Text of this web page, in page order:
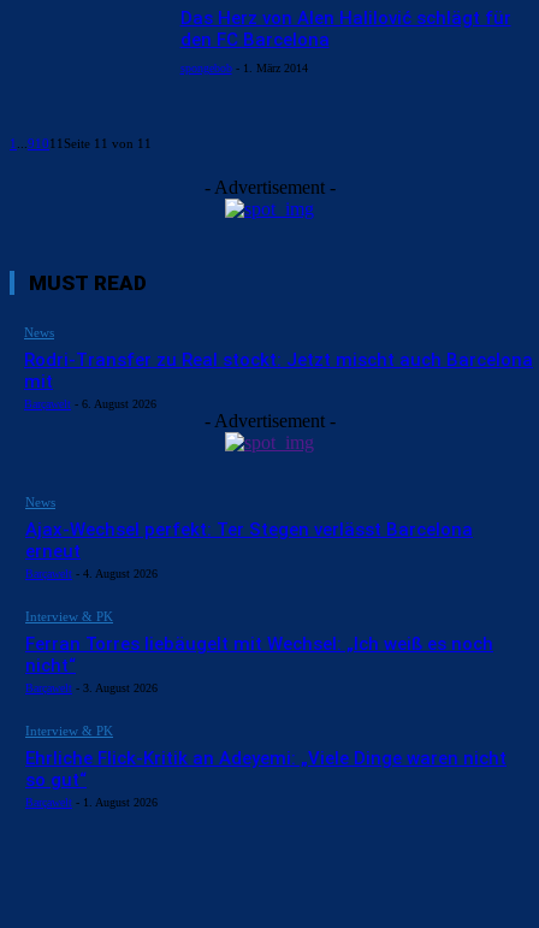
Das Herz von Alen Halilović schlägt für
den FC Barcelona
spongebob - 1. März 2014
1 91011 Seite 11 von 11
- Advertisement -
MUST READ
News
Rodri-Transfer zu Real stockt: Jetzt mischt auch Barcelona
mit
Barçawelt - 6. August 2026
- Advertisement -
News
Ajax-Wechsel perfekt: Ter Stegen verlässt Barcelona
erneut
Barçawelt - 4. August 2026
Interview & PK
Ferran Torres liebäugelt mit Wechsel: „Ich weiß es noch
nicht“
Barçawelt - 3. August 2026
Interview & PK
Ehrliche Flick-Kritik an Adeyemi: „Viele Dinge waren nicht
so gut“
Barçawelt - 1. August 2026